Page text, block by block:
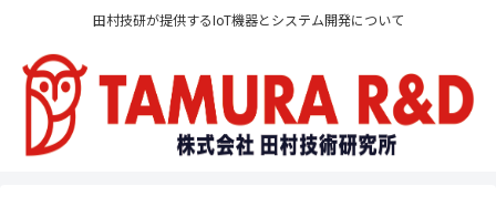
田村技研が提供するIoT機器とシステム開発について